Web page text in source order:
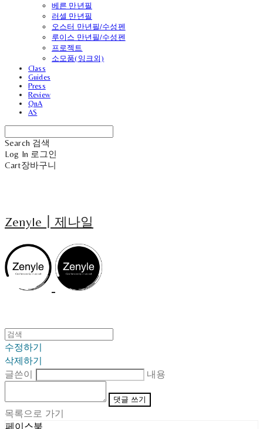
베른 만년필
러셀 만년필
오스터 만년필/수성펜
루이스 만년필/수성펜
프로젝트
소모품(잉크외)
Class
Guides
Press
Review
QnA
AS
Search 검색
Log In 로그인
Cart장바구니
Zenyle┃제나일
수정하기
삭제하기
글쓴이
내용
댓글 쓰기
목록으로 가기
페이스북